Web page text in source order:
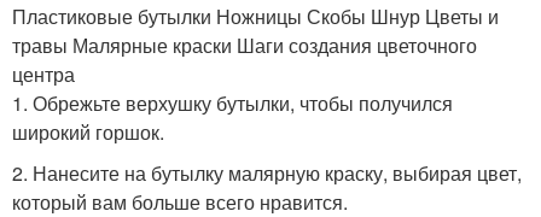
Пластиковые бутылки Ножницы Скобы Шнур Цветы и
травы Малярные краски Шаги создания цветочного
центра
1. Обрежьте верхушку бутылки, чтобы получился
широкий горшок.
2. Нанесите на бутылку малярную краску, выбирая цвет,
который вам больше всего нравится.